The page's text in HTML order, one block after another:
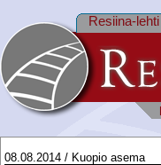
Resiina-lehti
08.08.2014 / Kuopio asema